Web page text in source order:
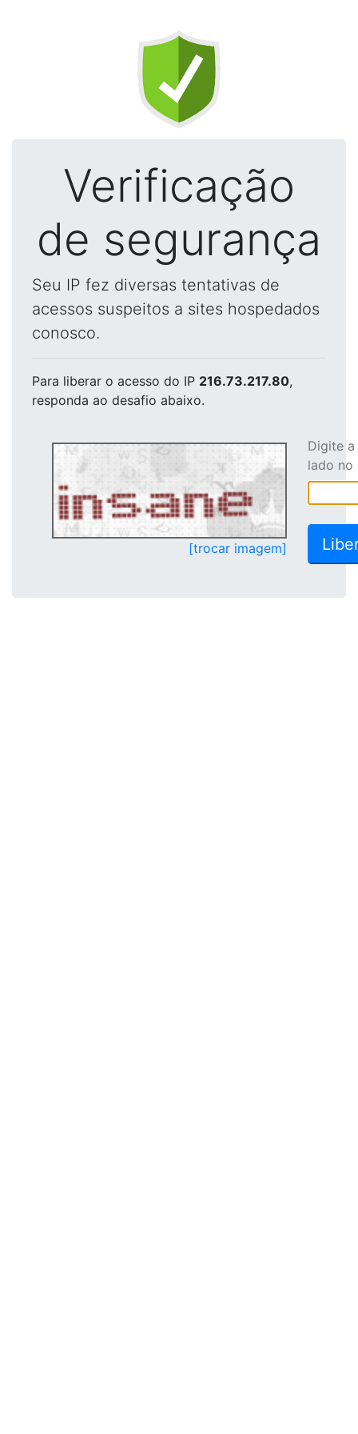
Verificação
de segurança
Seu IP fez diversas tentativas de
acessos suspeitos a sites hospedados
conosco.
Para liberar o acesso do IP 216.73.217.80,
responda ao desafio abaixo.
[trocar imagem]
Digite
lado no